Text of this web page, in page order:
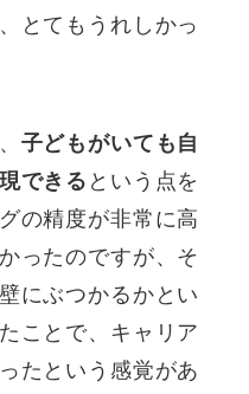
とてもうれしかっ
子どもがいても自
できる という点を
の精度が非常に高
ったのですが、そ
にぶつかるかとい
ことで、キャリア
たという感覚があ